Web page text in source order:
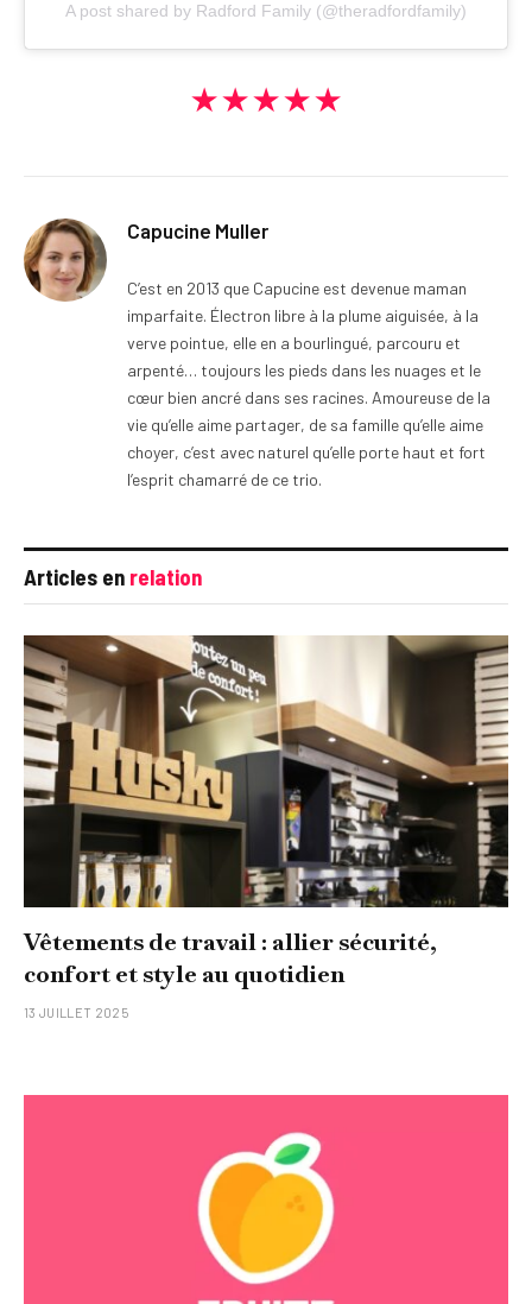
A post shared by Radford Family (@theradfordfamily)
★★★★★
Capucine Muller
C’est en 2013 que Capucine est devenue maman
imparfaite. Électron libre à la plume aiguisée, à la
verve pointue, elle en a bourlingué, parcouru et
arpenté… toujours les pieds dans les nuages et le
cœur bien ancré dans ses racines. Amoureuse de la
vie qu’elle aime partager, de sa famille qu’elle aime
choyer, c’est avec naturel qu’elle porte haut et fort
l’esprit chamarré de ce trio.
Articles en relation
Vêtements de travail : allier sécurité,
confort et style au quotidien
13 JUILLET 2025